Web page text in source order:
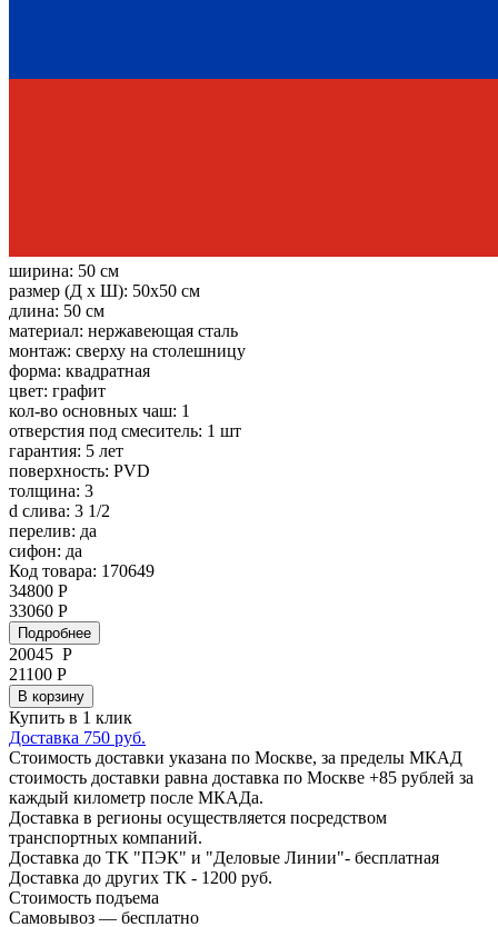
ширина: 50 см
размер (Д х Ш): 50x50 см
длина: 50 см
материал: нержавеющая сталь
монтаж: сверху на столешницу
форма: квадратная
цвет: графит
кол-во основных чаш: 1
отверстия под смеситель: 1 шт
гарантия: 5 лет
поверхность: PVD
толщина: 3
d слива: 3 1/2
перелив: да
сифон: да
Код товара: 170649
34800 Р
33060 Р
Подробнее
20045 Р
21100 Р
В корзину
Купить в 1 клик
Доставка 750 руб.
Стоимость доставки указана по Москве, за пределы МКАД
стоимость доставки равна доставка по Москве +85 рублей за
каждый километр после МКАДа.
Доставка в регионы осуществляется посредством
транспортных компаний.
Доставка до ТК "ПЭК" и "Деловые Линии"- бесплатная
Доставка до других ТК - 1200 руб.
Стоимость подъема
Самовывоз — бесплатно